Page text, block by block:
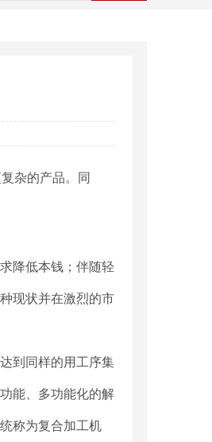
杂的产品。同
降低本钱；伴随轻
现状并在激烈的市
到同样的用工序集
能、多功能化的解
称为复合加工机